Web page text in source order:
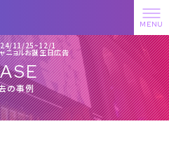
11/25~12/1
ニョルお誕生日広告
の事例